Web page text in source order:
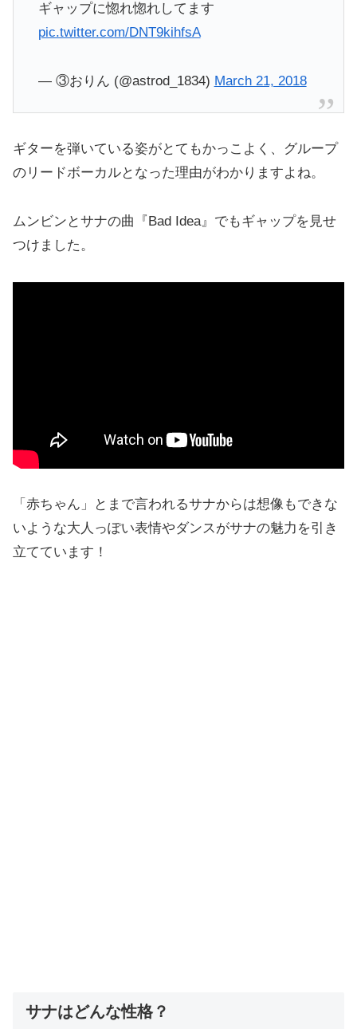
ギャップに惚れ惚れしてます
pic.twitter.com/DNT9kihfsA
— ③おりん (@astrod_1834) March 21, 2018
ギターを弾いている姿がとてもかっこよく、グループ
のリードボーカルとなった理由がわかりますよね。
ムンビンとサナの曲『Bad Idea』でもギャップを見せ
つけました。
「赤ちゃん」とまで言われるサナからは想像もできな
いような大人っぽい表情やダンスがサナの魅力を引き
立てています！
サナはどんな性格？